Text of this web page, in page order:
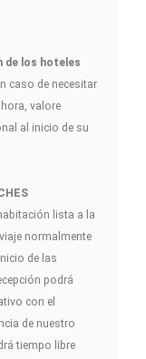
de los hoteles
caso de necesitar
valore
al inicio de su
lista a la
normalmente
de las
podrá
con el
de nuestro
tiempo libre